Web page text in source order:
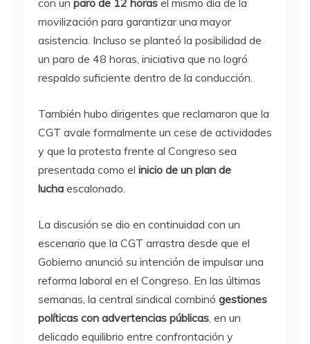
con un paro de 12 horas el mismo día de la
movilización para garantizar una mayor
asistencia. Incluso se planteó la posibilidad de
un paro de 48 horas, iniciativa que no logró
respaldo suficiente dentro de la conducción.
También hubo dirigentes que reclamaron que la
CGT avale formalmente un cese de actividades
y que la protesta frente al Congreso sea
presentada como el inicio de un plan de
lucha escalonado.
La discusión se dio en continuidad con un
escenario que la CGT arrastra desde que el
Gobierno anunció su intención de impulsar una
reforma laboral en el Congreso. En las últimas
semanas, la central sindical combinó gestiones
políticas con advertencias públicas, en un
delicado equilibrio entre confrontación y